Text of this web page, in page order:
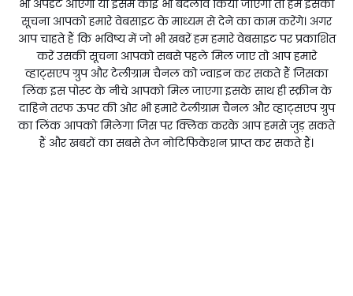
भी अपडेट आएगी या इसमें कोई भी बदलाव किया जाएगा तो हम इसकी
सूचना आपको हमारे वेबसाइट के माध्यम से देने का काम करेंगे। अगर
आप चाहते हैं कि भविष्य में जो भी खबरें हम हमारे वेबसाइट पर प्रकाशित
करें उसकी सूचना आपको सबसे पहले मिल जाए तो आप हमारे
व्हाट्सएप ग्रुप और टेलीग्राम चैनल को ज्वाइन कर सकते हैं जिसका
लिंक इस पोस्ट के नीचे आपको मिल जाएगा इसके साथ ही स्क्रीन के
दाहिने तरफ ऊपर की ओर भी हमारे टेलीग्राम चैनल और व्हाट्सएप ग्रुप
का लिंक आपको मिलेगा जिस पर क्लिक करके आप हमसे जुड़ सकते
हैं और खबरों का सबसे तेज नोटिफिकेशन प्राप्त कर सकते हैं।